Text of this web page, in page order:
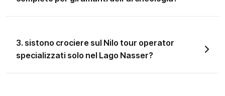
3. sistono crociere sul Nilo tour operator
specializzati solo nel Lago Nasser?